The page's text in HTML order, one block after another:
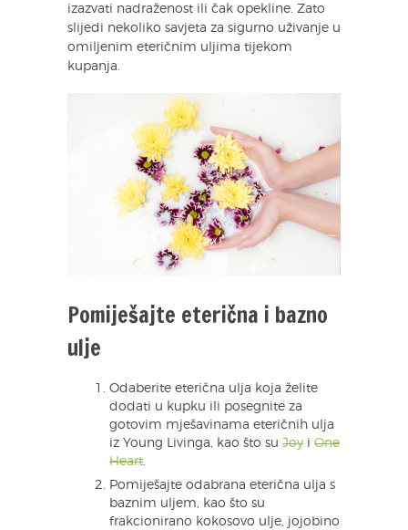
izazvati nadraženost ili čak opekline. Zato
slijedi nekoliko savjeta za sigurno uživanje u
omiljenim eteričnim uljima tijekom
kupanja.
Pomiješajte eterična i bazno
ulje
Odaberite eterična ulja koja želite
dodati u kupku ili posegnite za
gotovim mješavinama eteričnih ulja
iz Young Livinga, kao što su Joy i One
Heart.
Pomiješajte odabrana eterična ulja s
baznim uljem, kao što su
frakcionirano kokosovo ulje, jojobino